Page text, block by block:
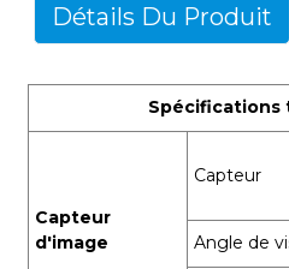
Détails Du Produit
Spécifications
Capteur
d'image
Capteur
Angle de